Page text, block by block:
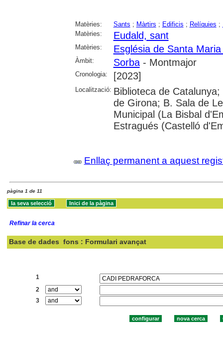
Matèries: Sants ; Màrtirs ; Edificis ; Relíquies ;
Matèries:
Eudald, sant
Matèries: Església de Santa
Àmbit: Sorba- Montmajor
Cronologia: [2023]
Localització: Biblioteca de
de Girona; B. Sala de
Municipal (La Bisbal
Estragués (Castelló
Enllaç permanent a aquest
pàgina 1 de 11
Refinar la cerca
Base de dades fons : Formulari avançat
1
2
3